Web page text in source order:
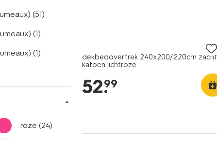
(51)
(1)
(1)
roze(24)
dekbedovertrek 240x200/220cm zacht
katoen lichtroze
52.
99